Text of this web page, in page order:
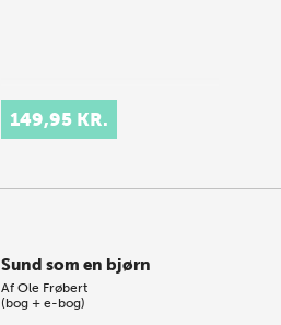
149,95 KR.
Sund som en bjørn
AfOle Frøbert
(bog + e-bog)